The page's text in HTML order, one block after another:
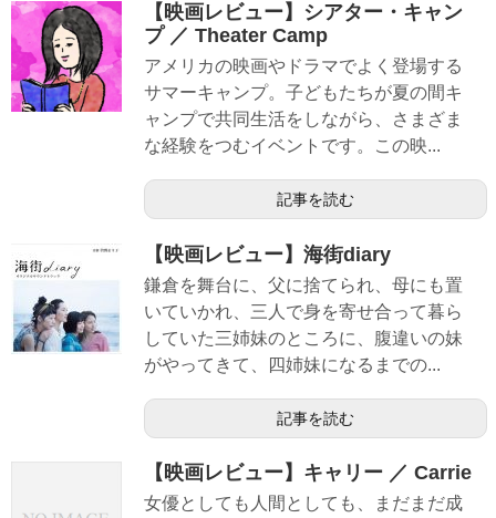
【映画レビュー】シアター・キャン
プ ／ Theater Camp
アメリカの映画やドラマでよく登場する
サマーキャンプ。子どもたちが夏の間キ
ャンプで共同生活をしながら、さまざま
な経験をつむイベントです。この映...
記事を読む
【映画レビュー】海街diary
鎌倉を舞台に、父に捨てられ、母にも置
いていかれ、三人で身を寄せ合って暮ら
していた三姉妹のところに、腹違いの妹
がやってきて、四姉妹になるまでの...
記事を読む
【映画レビュー】キャリー ／ Carrie
女優としても人間としても、まだまだ成